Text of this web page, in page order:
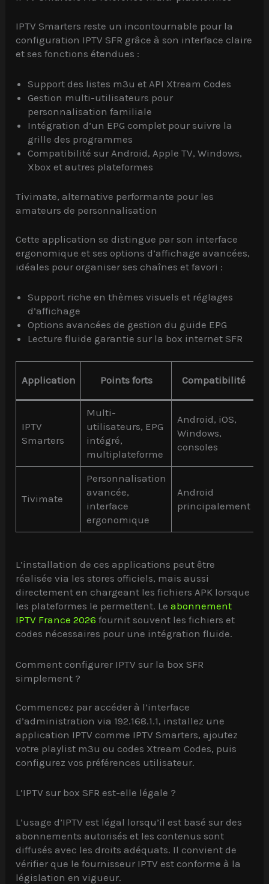
IPTV Smarters reste un incontournable pour la
configuration IPTV SFR grâce à son interface claire
et ses fonctions étendues :
Support des listes m3u et API Xtream Codes
Gestion multi-utilisateurs pour
personnalisation familiale
Intégration d’un EPG complet pour suivre la
grille des programmes
Compatibilité sur Android, Apple TV, Windows,
Xbox et autres plateformes
Tivimate, alternative performante pour les
amateurs de personnalisation
Cette application se distingue par son interface
ergonomique et ses options d’affichage avancées,
idéales pour organiser ses chaînes et favori :
Support riche en thèmes visuels et réglages
d’affichage
Options avancées de gestion du guide EPG
Lecture fluide garantie sur la box internet SFR
Application Points forts Compatibilité
IPTV
Smarters
Multi-
utilisateurs, EPG
intégré,
multiplateforme
Android, iOS,
Windows,
consoles
Tivimate
Personnalisation
avancée,
interface
ergonomique
Android
principalement
L’installation de ces applications peut être
réalisée via les stores officiels, mais aussi
directement en chargeant les fichiers APK lorsque
les plateformes le permettent. Leabonnement
IPTV France 2026 fournit souvent les fichiers et
codes nécessaires pour une intégration fluide.
Comment configurer IPTV sur la box SFR
simplement ?
Commencez par accéder à l’interface
d’administration via 192.168.1.1, installez une
application IPTV comme IPTV Smarters, ajoutez
votre playlist m3u ou codes Xtream Codes, puis
configurez vos préférences utilisateur.
L’IPTV sur box SFR est-elle légale ?
L’usage d’IPTV est légal lorsqu’il est basé sur des
abonnements autorisés et les contenus sont
diffusés avec les droits adéquats. Il convient de
vérifier que le fournisseur IPTV est conforme à la
législation en vigueur.